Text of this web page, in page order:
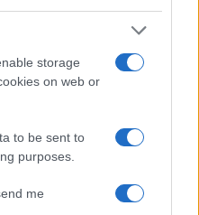
storage
on web or
to be sent to
purposes.
me
zakonika je
za javno spodbujanje
Komentarji z žaljivimi,
→